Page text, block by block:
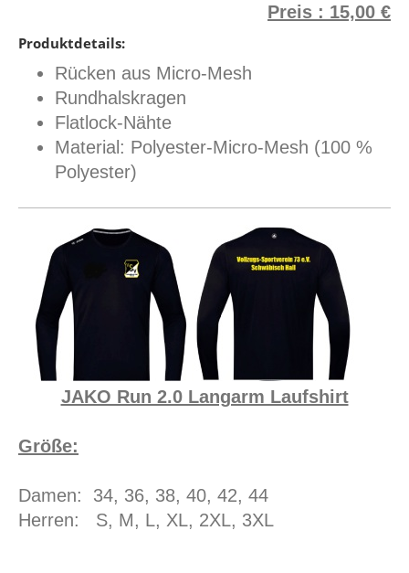
Preis : 15,00 €
Produktdetails:
Rücken aus Micro-Mesh
Rundhalskragen
Flatlock-Nähte
Material: Polyester-Micro-Mesh (100 %
Polyester)
JAKO Run 2.0 Langarm Laufshirt
Größe:
Damen: 34, 36, 38, 40, 42, 44
Herren: S, M, L, XL, 2XL, 3XL